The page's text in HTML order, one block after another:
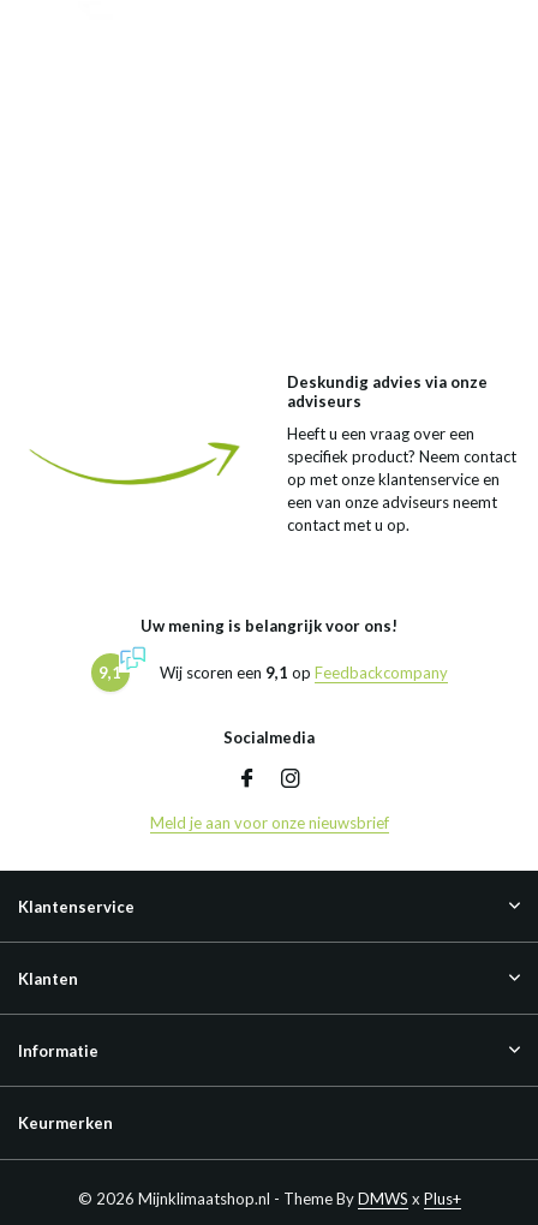
Deskundig advies via onze
adviseurs
Heeft u een vraag over een
specifiek product? Neem contact
op met onze klantenservice en
een van onze adviseurs neemt
contact met u op.
Uw mening is belangrijk voor ons!
9,1 Wij scoren een 9,1 op Feedbackcompany
Socialmedia
Meld je aan voor onze nieuwsbrief
Klantenservice
Klanten
Informatie
Keurmerken
© 2026 Mijnklimaatshop.nl - Theme ByDMWS x Plus+